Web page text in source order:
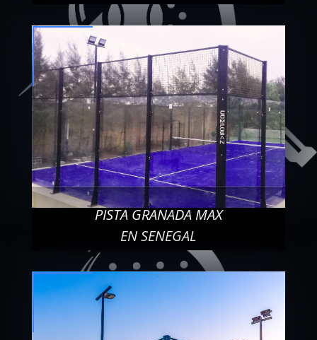
PISTA GRANADA MAX
EN SENEGAL